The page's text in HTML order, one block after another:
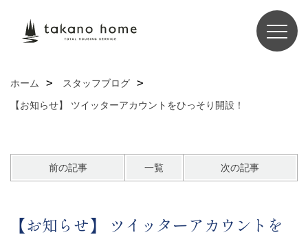
ホーム
スタッフブログ
【お知らせ】 ツイッターアカウントをひっそり開設！
前の記事 一覧 次の記事
【お知らせ】 ツイッターアカウントを